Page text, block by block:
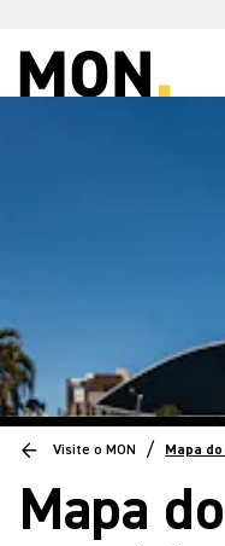
Visite o MON / Mapa do
Mapa